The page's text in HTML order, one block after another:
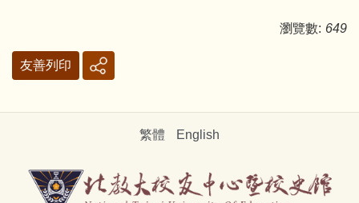
瀏覽數: 649
友善列印
繁體 English